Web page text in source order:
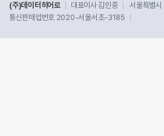
(주)데이터히어로 대표이사 김인중 서울특별시
통신판매업번호 2020-서울서초-3185